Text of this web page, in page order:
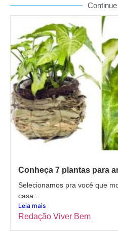
Conheça 7 plantas para
Selecionamos pra você que
casa...
Leia mais
Redação Viver Bem